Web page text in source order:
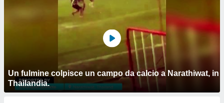
Un fulmine colpisce un campo da calcio a Narathiwat, in
Thailandia.